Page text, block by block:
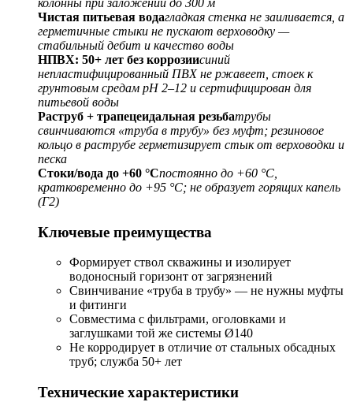
колонны при заложении до 300 м
Чистая питьевая водагладкая стенка не заиливается, а
герметичные стыки не пускают верховодку —
стабильный дебит и качество воды
НПВХ: 50+ лет без коррозиисиний
непластифицированный ПВХ не ржавеет, стоек к
грунтовым средам pH 2–12 и сертифицирован для
питьевой воды
Раструб + трапецеидальная резьбатрубы
свинчиваются «труба в трубу» без муфт; резиновое
кольцо в раструбе герметизирует стык от верховодки и
песка
Стоки/вода до +60 °Cпостоянно до +60 °C,
кратковременно до +95 °C; не образует горящих капель
(Г2)
Ключевые преимущества
Формирует ствол скважины и изолирует
водоносный горизонт от загрязнений
Свинчивание «труба в трубу» — не нужны муфты
и фитинги
Совместима с фильтрами, оголовками и
заглушками той же системы Ø140
Не корродирует в отличие от стальных обсадных
труб; служба 50+ лет
Технические характеристики